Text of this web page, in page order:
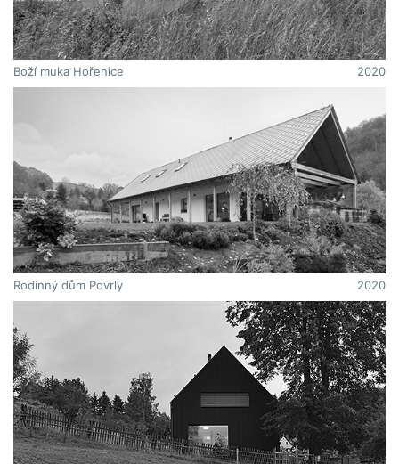
Boží muka Hořenice 2020
Rodinný dům Povrly 2020